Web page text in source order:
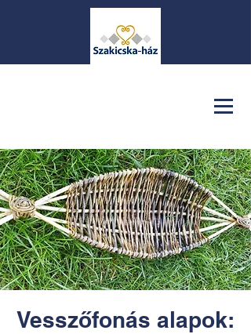
Vesszőfonás alapok: